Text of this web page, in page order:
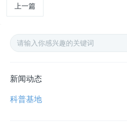
上一篇
新闻动态
科普基地